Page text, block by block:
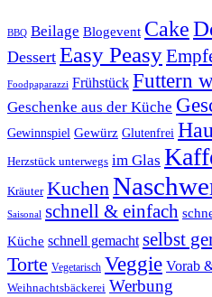
BBQ Beilage Blogevent Cake
Dessert Easy Peasy
Foodpaparazzi Frühstück Futtern
Geschenke aus der Küche
Gewinnspiel Gewürz Glutenfrei
Herzstück unterwegs im Glas
Kräuter Kuchen
Saisonal schnell & einfach
Küche schnell gemacht selbst
Torte Vegetarisch Veggie Vorab
Weihnachtsbäckerei Werbung